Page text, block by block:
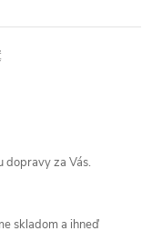
dopravy za Vás.
skladom a ihneď